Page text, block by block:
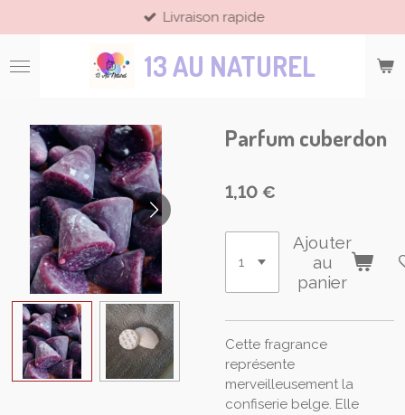
au
contenu
principal
13 AU NATUREL
Livraison rapide
Parfum cuberdon
1,10 €
Ajouter
au
panier
Cette fragrance
représente
merveilleusement la
confiserie belge. Elle